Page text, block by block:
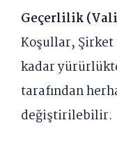
Geçerlilik
Koşullar,
kadar
tarafından
değiştirilebilir.